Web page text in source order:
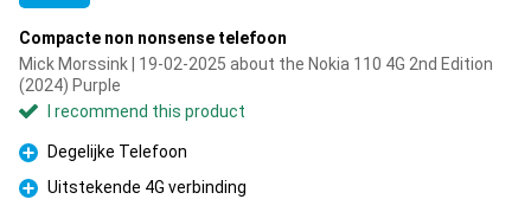
Compacte non nonsense telefoon
Mick Morssink | 19-02-2025 about the Nokia 110 4G 2nd Edition
(2024) Purple
I recommend this product
Pro
Degelijke Telefoon
Pro
Uitstekende 4G verbinding